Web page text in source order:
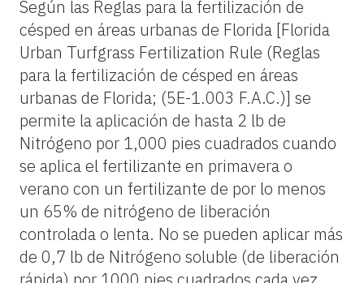
Según las Reglas para la fertilización de
césped en áreas urbanas de Florida [Florida
Urban Turfgrass Fertilization Rule (Reglas
para la fertilización de césped en áreas
urbanas de Florida; (5E-1.003 F.A.C.)] se
permite la aplicación de hasta 2 lb de
Nitrógeno por 1,000 pies cuadrados cuando
se aplica el fertilizante en primavera o
verano con un fertilizante de por lo menos
un 65% de nitrógeno de liberación
controlada o lenta. No se pueden aplicar más
de 0,7 lb de Nitrógeno soluble (de liberación